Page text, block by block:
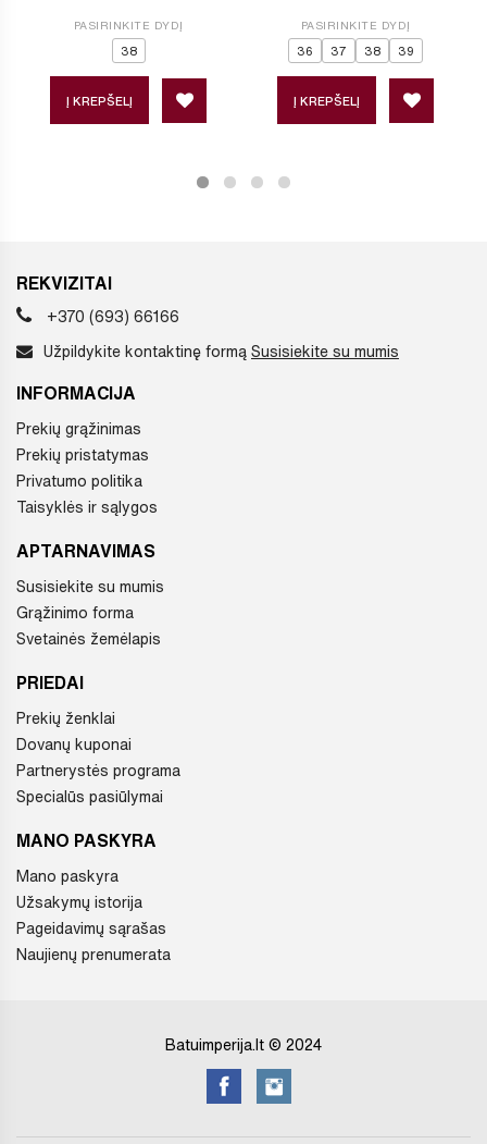
PASIRINKITE DYDĮ
38
Į KREPŠELĮ
PASIRINKITE DYDĮ
36 37 38 39
Į KREPŠELĮ
REKVIZITAI
+370 (693) 66166
Užpildykite kontaktinę formą Susisiekite su mumis
INFORMACIJA
Prekių grąžinimas
Prekių pristatymas
Privatumo politika
Taisyklės ir sąlygos
APTARNAVIMAS
Susisiekite su mumis
Grąžinimo forma
Svetainės žemėlapis
PRIEDAI
Prekių ženklai
Dovanų kuponai
Partnerystės programa
Specialūs pasiūlymai
MANO PASKYRA
Mano paskyra
Užsakymų istorija
Pageidavimų sąrašas
Naujienų prenumerata
Batuimperija.lt © 2024